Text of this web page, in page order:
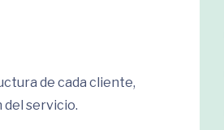
de cada cliente,
servicio.